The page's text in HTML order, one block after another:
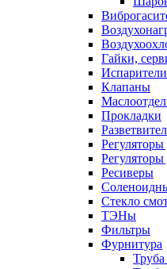
Гайки,
Клапаны
Прокладки
Ресиверы
Стекло
ТЭНы
Фильтры
Фурнитура